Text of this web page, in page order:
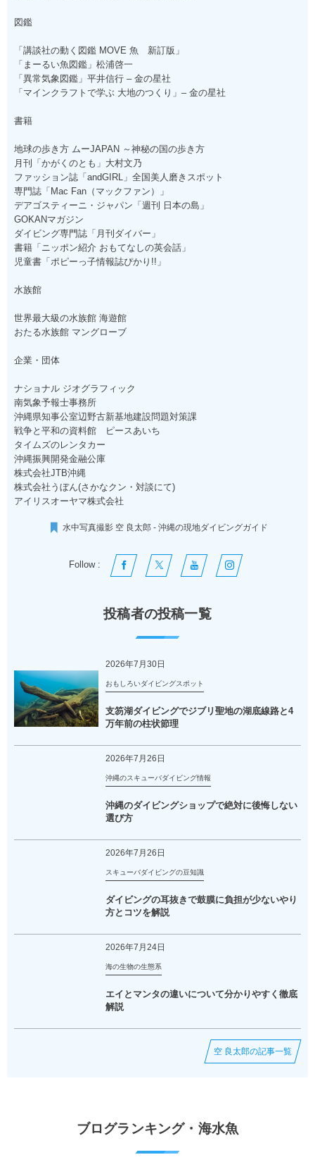
図鑑
「講談社の動く図鑑 MOVE 魚 新訂版」
「まーるい魚図鑑」松浦啓一
「異常気象図鑑」平井信行 – 金の星社
「マインクラフトで学ぶ 大地のつくり」– 金の星社
書籍
地球の歩き方 ムーJAPAN ～神秘の国の歩き方
月刊「かがくのとも」大村文乃
ファッション誌「andGIRL」全国美人磨きスポット
専門誌「Mac Fan（マックファン）」
デアゴスティーニ・ジャパン「週刊 日本の島」
GOKANマガジン
ダイビング専門誌「月刊ダイバー」
書籍「ニッポン紹介 おもてなしの英会話」
児童書「ポピーっ子情報誌ぴかり!!」
水族館
世界最大級の水族館 海遊館
おたる水族館 マングローブ
企業・団体
ナショナル ジオグラフィック
南気象予報士事務所
沖縄県知事公室辺野古新基地建設問題対策課
戦争と平和の資料館 ピースあいち
タイムズのレンタカー
沖縄振興開発金融公庫
株式会社JTB沖縄
株式会社うぼん(さかなクン・対談にて)
アイリスオーヤマ株式会社
水中写真撮影 空 良太郎 - 沖縄の現地ダイビングガイド
Follow :
投稿者の投稿一覧
2026年7月30日
おもしろいダイビングスポット
支笏湖ダイビングでジブリ聖地の湖底線路と4
万年前の柱状節理
2026年7月26日
沖縄のスキューバダイビング情報
沖縄のダイビングショップで絶対に後悔しない
選び方
2026年7月26日
スキューバダイビングの豆知識
ダイビングの耳抜きで鼓膜に負担が少ないやり
方とコツを解説
2026年7月24日
海の生物の生態系
エイとマンタの違いについて分かりやすく徹底
解説
空 良太郎の記事一覧
ブログランキング・海水魚